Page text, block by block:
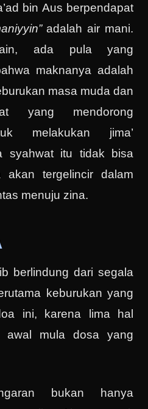
bin Aus berpendapat
adalah air mani.
ada pula yang
maknanya adalah
masa muda dan
yang mendorong
melakukan jima’
syahwat itu tidak bisa
akan tergelincir dalam
menuju zina.
berlindung dari segala
keburukan yang
ini, karena lima hal
awal mula dosa yang
bukan hanya